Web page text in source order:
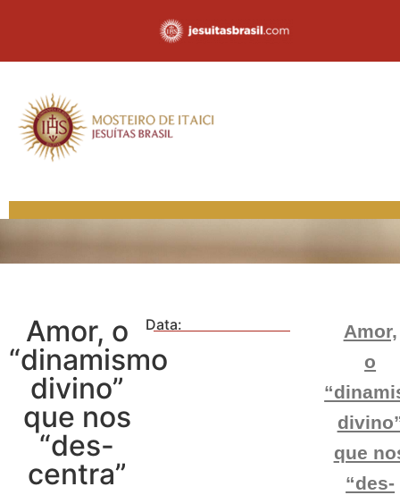
Amor, o
“dinamismo
divino”
que nos
“des-
centra”
Data:
Amor,
o
que
“des-